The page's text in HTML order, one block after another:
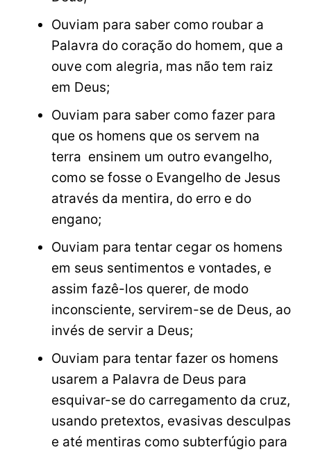
Ouviam para saber como roubar a
Palavra do coração do homem, que a
ouve com alegria, mas não tem raiz
em Deus;
Ouviam para saber como fazer para
que os homens que os servem na
terra ensinem um outro evangelho,
como se fosse o Evangelho de Jesus
através da mentira, do erro e do
engano;
Ouviam para tentar cegar os homens
em seus sentimentos e vontades, e
assim fazê-los querer, de modo
inconsciente, servirem-se de Deus, ao
invés de servir a Deus;
Ouviam para tentar fazer os homens
usarem a Palavra de Deus para
esquivar-se do carregamento da cruz,
usando pretextos, evasivas desculpas
e até mentiras como subterfúgio para